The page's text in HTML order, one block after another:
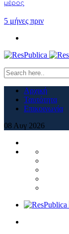
μέρος
5 μήνες πριν
Αρχική
Ταυτότητα
Επικοινωνία
08 Αυγ 2026